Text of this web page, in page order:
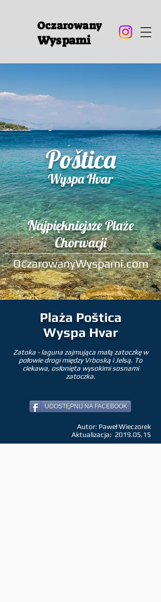
Oczarowany
Wyspami
Poštica
Wyspa Hvar
Najpiękniejsze Plaże
Chorwacji
OczarowanyWyspami.com
Plaża Poštica
Wyspa Hvar
Zatoka - laguna zajmująca małą zatoczkę w
połowie drogi między Vrboską i Jelsą. To
ciekawa, osłonięta wysokimi sosnami
zatoczka.
UDOSTĘPNIJ NA FACEBOOK
Autor: Paweł Wieczorek
Aktualizacja: 2019.05.15